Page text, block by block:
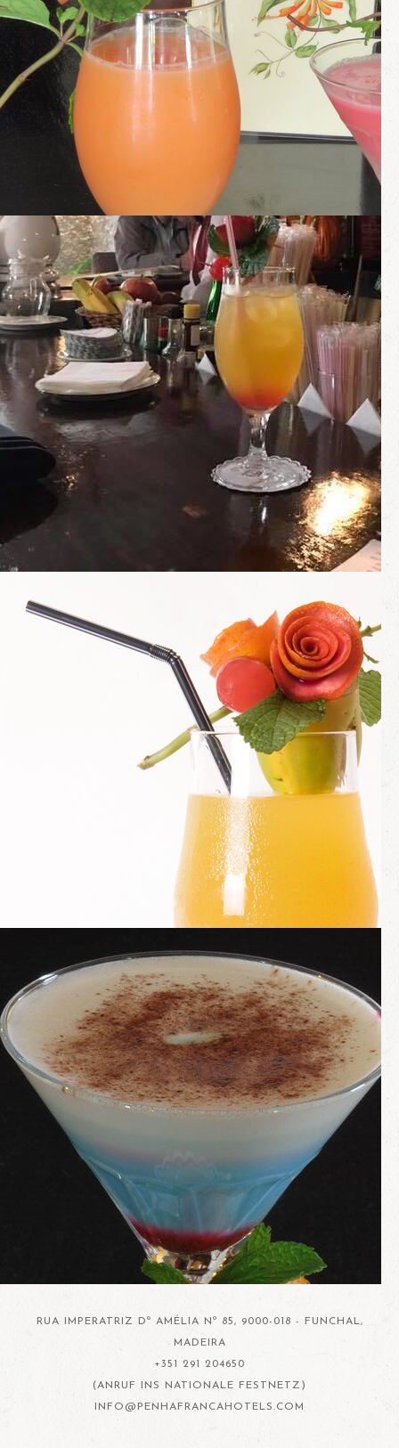
RUA IMPERATRIZ Dª AMÉLIA Nº 85, 9000-018 - FUNCHAL,
MADEIRA
+351 291 204650
(ANRUF INS NATIONALE FESTNETZ)
INFO@PENHAFRANCAHOTELS.COM